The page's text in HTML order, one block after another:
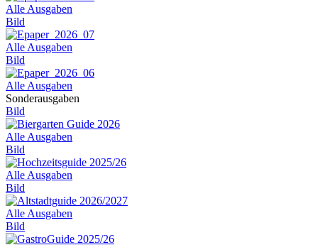
Alle Ausgaben
Bild
Alle Ausgaben
Bild
Alle Ausgaben
Sonderausgaben
Bild
Alle Ausgaben
Bild
Alle Ausgaben
Bild
Alle Ausgaben
Bild